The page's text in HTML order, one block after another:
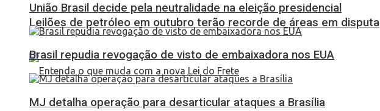
Leilões de petróleo em outubro terão recorde de áreas em disputa
União Brasil decide pela neutralidade na eleição presidencial
Brasil repudia revogação de visto de embaixadora nos EUA
MJ detalha operação para desarticular ataques a Brasília